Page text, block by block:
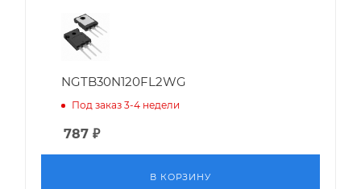
NGTB30N120FL2WG
Под заказ 3-4 недели
787 ₽
В КОРЗИНУ